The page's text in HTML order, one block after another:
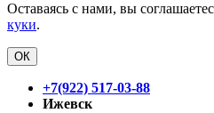
Оставаясь с нами, вы
куки.
ОК
+7(922) 517-03-88
Ижевск